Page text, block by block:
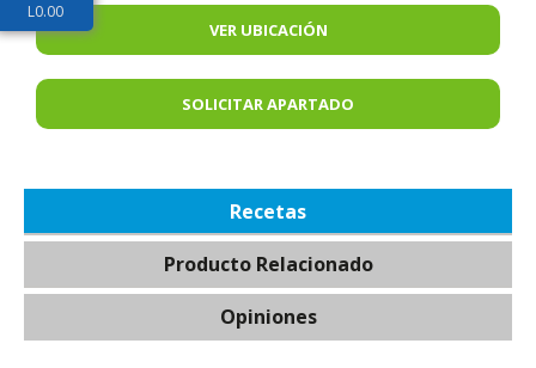
VER UBICACIÓN
SOLICITAR APARTADO
Recetas
Producto Relacionado
Opiniones
L0.00